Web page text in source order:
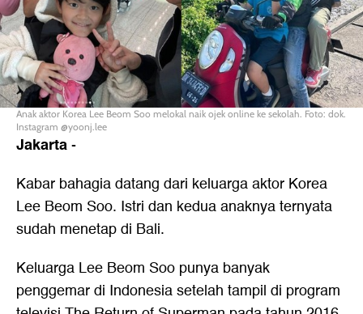
Anak aktor Korea Lee Beom Soo melokal naik ojek online ke sekolah. Foto: dok.
Instagram @yoonj.lee
Jakarta-
Kabar bahagia datang dari keluarga aktor Korea
Lee Beom Soo. Istri dan kedua anaknya ternyata
sudah menetap di Bali.
Keluarga Lee Beom Soo punya banyak
penggemar di Indonesia setelah tampil di program